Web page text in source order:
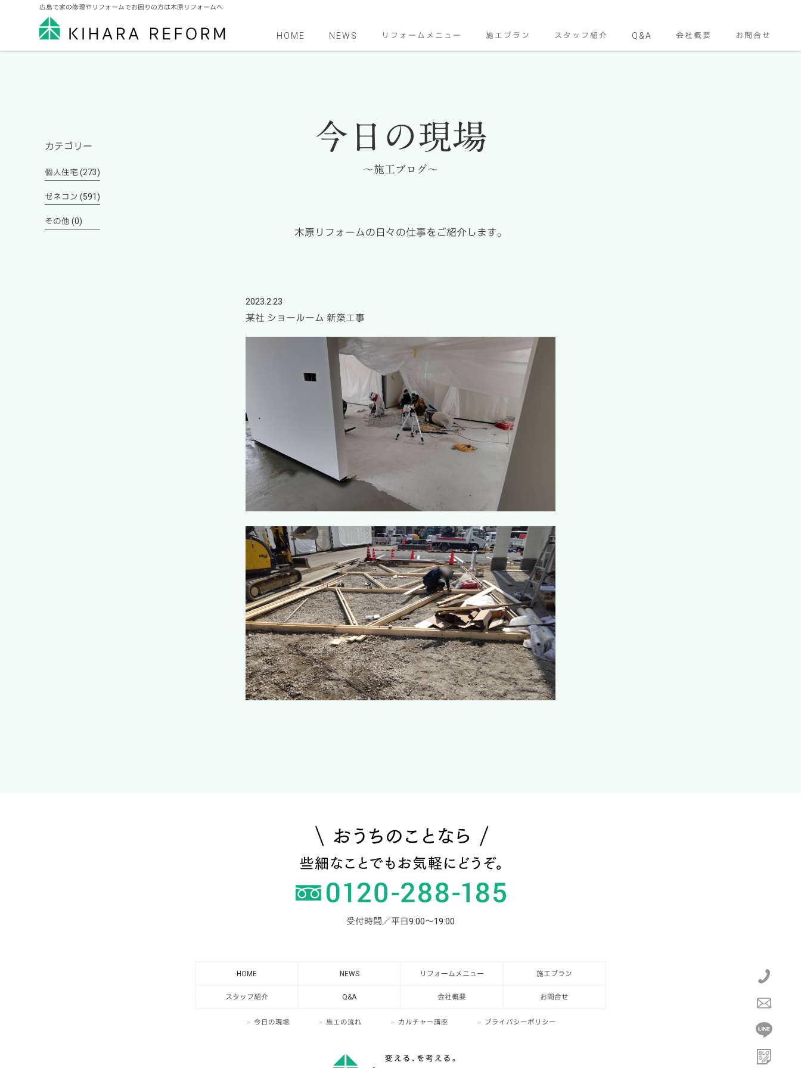
広島で家の修理やリフォームでお困りの方は木原リフォームへ
HOME NEWS リフォームメニュー 施工プラン スタッフ紹介 Q&A 会社概要 お問合せ
今日の現場
～施工ブログ～
木原リフォームの日々の仕事をご紹介します。
2023.2.23
某社 ショールーム 新築工事
カテゴリー
個人住宅 (273)
ゼネコン (591)
その他 (0)
受付時間／平日9:00～19:00
HOME NEWS リフォームメニュー 施工プラン
スタッフ紹介 Q&A 会社概要 お問合せ
今日の現場 施工の流れ カルチャー講座 プライバシーポリシー